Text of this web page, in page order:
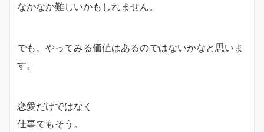
なかなか難しいかもしれません。
でも、やってみる価値はあるのではないかなと思いま
す。
恋愛だけではなく
仕事でもそう。